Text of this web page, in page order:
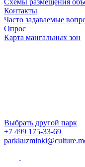
Схемы размещения
Контакты
Часто задаваемые
Опрос
Карта мангальных зон
Выбрать другой парк
+7 499 175-33-69